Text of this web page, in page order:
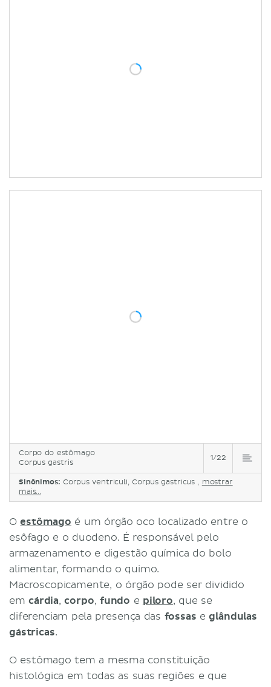
Corpo do estômago
Corpus gastris
1/22
Sinônimos: Corpus ventriculi, Corpus gastricus , mostrar
mais...
Oestômago é um órgão oco localizado entre o
esôfago e o duodeno. É responsável pelo
armazenamento e digestão química do bolo
alimentar, formando o quimo.
Macroscopicamente, o órgão pode ser dividido
emcárdia,corpo, fundo e piloro, que se
diferenciam pela presença das fossas eglândulas
gástricas.
O estômago tem a mesma constituição
histológica em todas as suas regiões e que